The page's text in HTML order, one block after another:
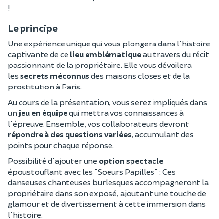
!
Le principe
Une expérience unique qui vous plongera dans l'histoire
captivante de ce lieu emblématiqueau travers du récit
passionnant de la propriétaire. Elle vous dévoilera
les secrets méconnusdes maisons closes et de la
prostitution à Paris.
Au cours de la présentation, vous serez impliqués dans
un jeu en équipequi mettra vos connaissances à
l'épreuve. Ensemble, vos collaborateurs devront
répondre à des questions variées, accumulant des
points pour chaque réponse.
Possibilité d'ajouter une option spectacle
époustouflant avec les "Soeurs Papilles" : Ces
danseuses chanteuses burlesques accompagneront la
propriétaire dans son exposé, ajoutant une touche de
glamour et de divertissement à cette immersion dans
l'histoire.